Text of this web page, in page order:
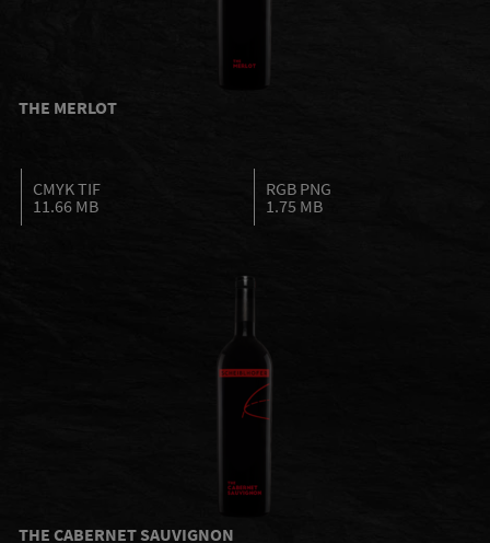
THE MERLOT
CMYK TIF
11.66 MB
RGB PNG
1.75 MB
THE CABERNET SAUVIGNON